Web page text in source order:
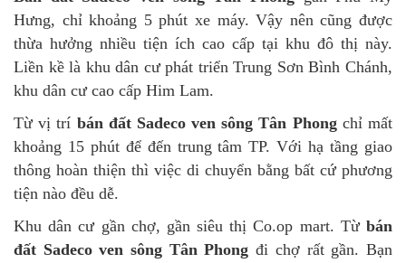
Hưng, chỉ khoảng 5 phút xe máy. Vậy nên cũng được
thừa hưởng nhiều tiện ích cao cấp tại khu đô thị này.
Liền kề là khu dân cư phát triển Trung Sơn Bình Chánh,
khu dân cư cao cấp Him Lam.
Từ vị trí bán đất Sadeco ven sông Tân Phongchỉ mất
khoảng 15 phút để đến trung tâm TP. Với hạ tầng giao
thông hoàn thiện thì việc di chuyển bằng bất cứ phương
tiện nào đều dễ.
Khu dân cư gần chợ, gần siêu thị Co.op mart. Từ bán
đất Sadeco ven sông Tân Phong đi chợ rất gần. Bạn